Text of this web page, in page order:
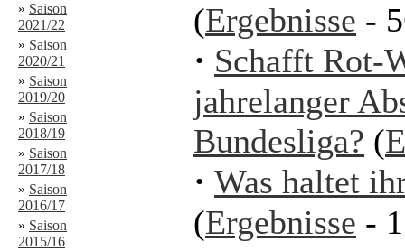
» Saison
2021/22
» Saison
2020/21
» Saison
2019/20
» Saison
2018/19
» Saison
2017/18
» Saison
2016/17
» Saison
2015/16
(Ergebnisse -
· Schafft Rot-
jahrelanger
Bundesliga? (
· Was haltet
(Ergebnisse -